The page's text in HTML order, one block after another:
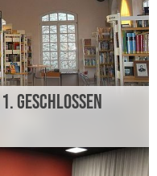
GESCHLOSSEN